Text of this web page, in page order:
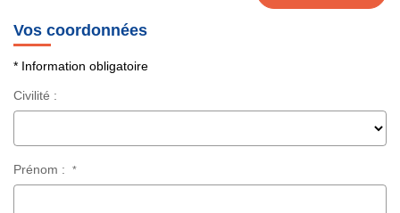
Vos coordonnées
* Information obligatoire
Civilité :
Prénom : *